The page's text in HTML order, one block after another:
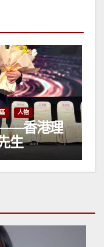
人物
——香港理
生